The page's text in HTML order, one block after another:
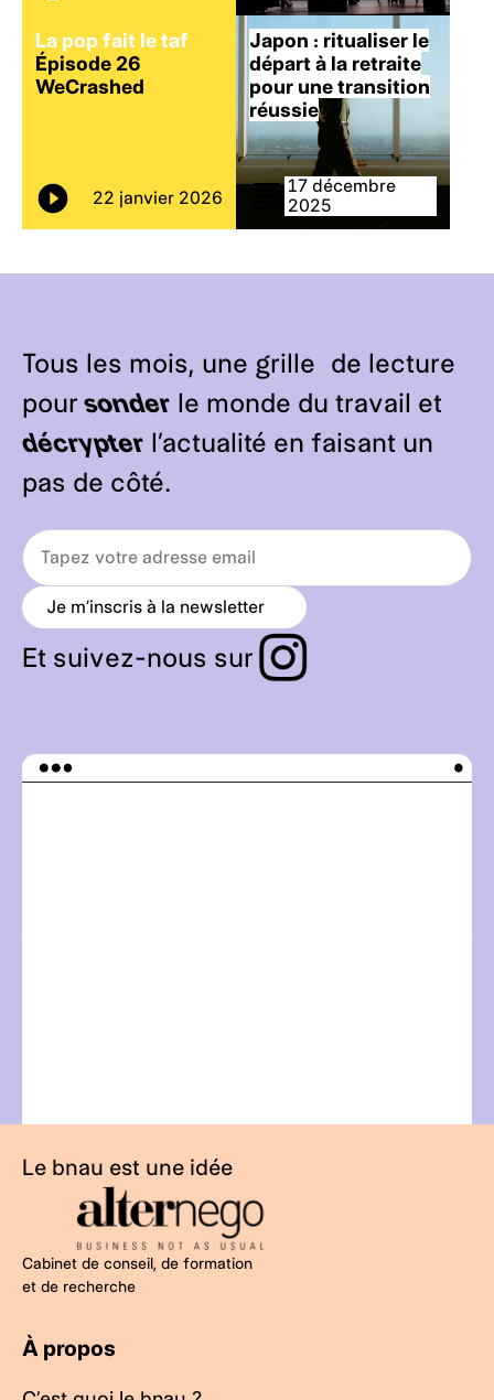
La pop fait le taf
Épisode 26
WeCrashed
22 janvier 2026
Japon : ritualiser le
départ à la retraite
pour une transition
réussie
17 décembre
2025
Tous les mois, une grille de lecture
pour sonder le monde du travail et
décrypter l’actualité en faisant un
pas de côté.
Je m’inscris à la newsletter
r
r
o
w
h
Et suivez-nous sur
Le bnau est une idée
Cabinet de conseil, de formation
et de recherche
À propos